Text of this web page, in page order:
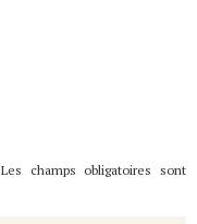
Les champs obligatoires sont